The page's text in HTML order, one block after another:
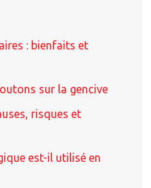
: bienfaits et
sur la gencive
risques et
est-il utilisé en